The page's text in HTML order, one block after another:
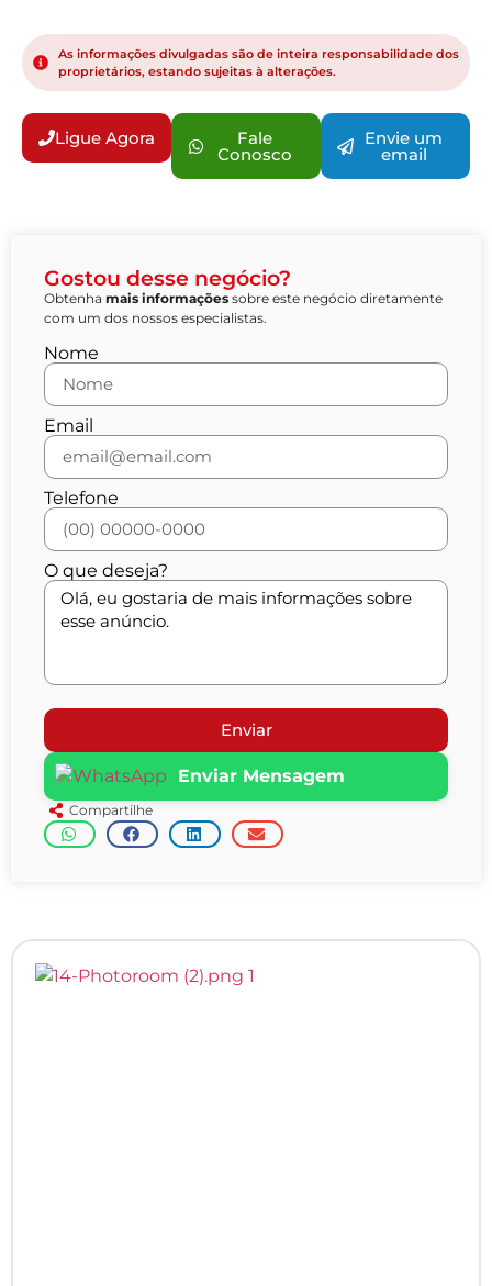
As informações divulgadas são de inteira responsabilidade dos
proprietários, estando sujeitas à alterações.
Ligue Agora Fale
Conosco
Envie um
email
Gostou desse negócio?
Obtenha mais informações sobre este negócio diretamente
com um dos nossos especialistas.
Nome
Email
Telefone
O que deseja?
Enviar
Enviar Mensagem
Compartilhe